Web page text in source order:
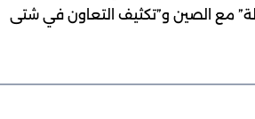
مع الصين و”تكثيف التعاون في شتى